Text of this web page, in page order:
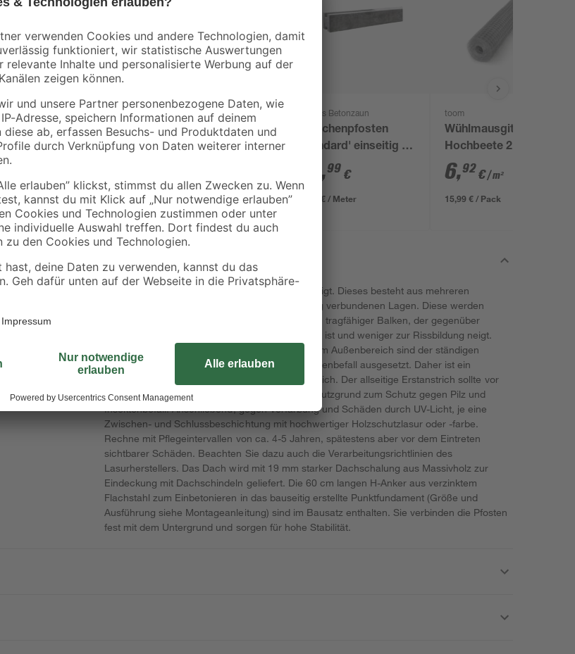
Drahtspanner aus
Stahl, grün 3 Stück
5
Einschlagbodenhülse
Pfostenträger 9 x 9 x
Beckers Betonzaun
Zwischenpfosten
'Standard' einseitig 11
x 11 x 248 cm grau
,99 €
17,33 € / Meter
toom
Wühlmausgitter für
Hochbeete 2,1 x 1,1 m
6,92€/ m²
15,99 € / Pack
Das Carport 'Fichtelberg' ist aus Leimholz gefertigt. Dieses besteht aus mehreren
getrockneten, der Länge nach durch Keilzinkung verbundenen Lagen. Diese werden
übereinander wetterfest verleimt. So entsteht ein tragfähiger Balken, der gegenüber
natürlich gewachsenem Holz verwindungsärmer ist und weniger zur Rissbildung neigt.
Dieser Bausatz ist farblich unbehandelt. Hölzer im Außenbereich sind der ständigen
Witterung, sowie dem Risiko von Pilz- und Insektenbefall ausgesetzt. Daher ist ein
regelmäßiger Schutzanstrich unbedingt erforderlich. Der allseitige Erstanstrich sollte vor
der Montage erfolgen. Verwende zuerst Holzschutzgrund zum Schutz gegen Pilz und
Insektenbefall. Anschließend, gegen Verfärbung und Schäden durch UV-Licht, je eine
Zwischen- und Schlussbeschichtung mit hochwertiger Holzschutzlasur oder -farbe.
Rechne mit Pflegeintervallen von ca. 4-5 Jahren, spätestens aber vor dem Eintreten
sichtbarer Schäden. Beachten Sie dazu auch die Verarbeitungsrichtlinien des
Lasurherstellers. Das Dach wird mit 19 mm starker Dachschalung aus Massivholz zur
Eindeckung mit Dachschindeln geliefert. Die 60 cm langen H-Anker aus verzinktem
Flachstahl zum Einbetonieren in das bauseitig erstellte Punktfundament (Größe und
Ausführung siehe Montageanleitung) sind im Bausatz enthalten. Sie verbinden die Pfosten
fest mit dem Untergrund und sorgen für hohe Stabilität.